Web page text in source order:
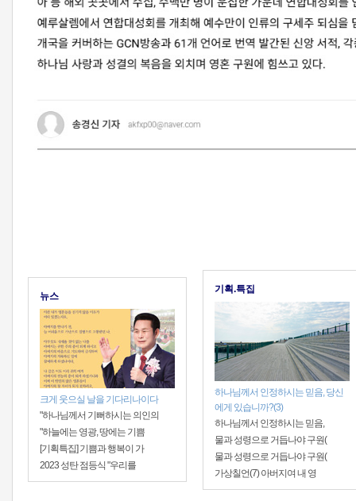
뉴스
크게 웃으실 날을 기다리나이다
"하나님께서 기뻐하시는 의인의
"하늘에는 영광, 땅에는 기쁨
[기획특집] 기쁨과 행복이 가
2023 성탄 점등식 "우리를
기획.특집
하나님께서 인정하시는 믿음, 당신
에게 있습니까?(3)
하나님께서 인정하시는 믿음,
물과 성령으로 거듭나야 구원(
물과 성령으로 거듭나야 구원(
가상칠언(7) 아버지여 내 영